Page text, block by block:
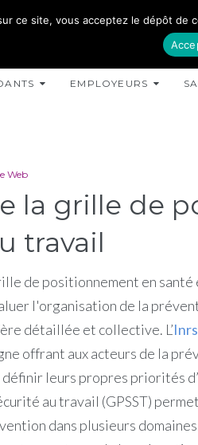
FÉCAMP
EMPLOYEURS
Web
la grille de
travail
de positionnement en
l'organisation de la
détaillée et collective. L’Inrs
offrant aux acteurs de la
définir leurs propres priorités
au travail (GPSST)
dans plusieurs
ce site, vous acceptez le dépôt